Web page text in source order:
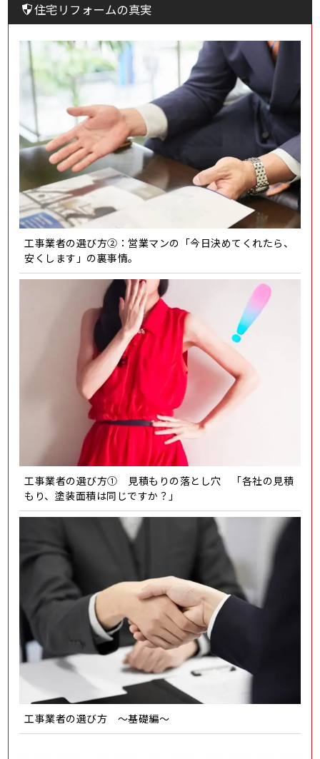
住宅リフォームの真実
工事業者の選び方②：営業マンの「今日決めてくれたら、
安くします」の裏事情。
工事業者の選び方① 見積もりの落とし穴 「各社の見積
もり、塗装面積は同じですか？」
工事業者の選び方 ～基礎編～